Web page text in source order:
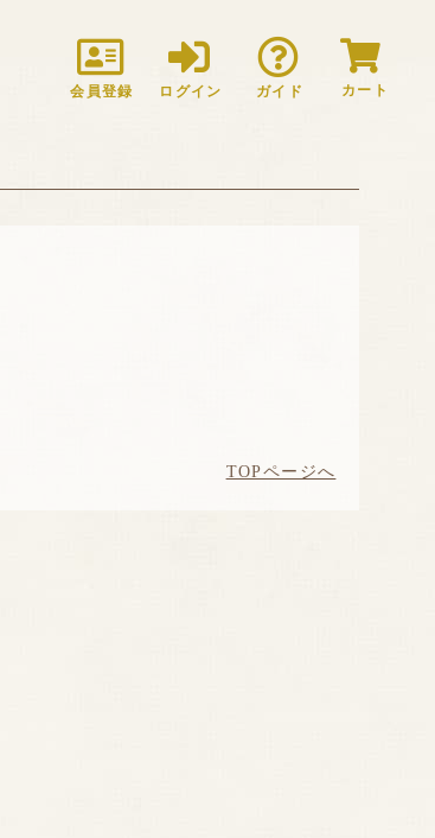
会員登録 ログイン ガイド カート
TOPページへ